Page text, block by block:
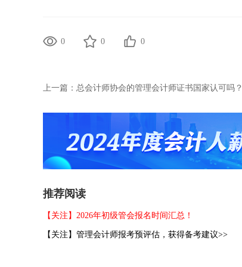
0 0 0
上一篇： 总会计师协会的管理会计师证书国家认可吗？
推荐阅读
【关注】2026年初级管会报名时间汇总！
【关注】管理会计师报考预评估，获得备考建议>>